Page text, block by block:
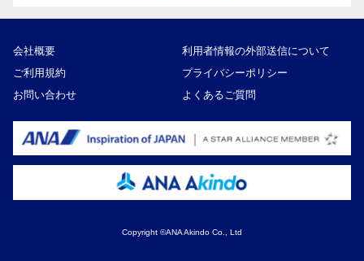
会社概要
利用者情報の外部送信について
ご利用規約
プライバシーポリシー
お問い合わせ
よくあるご質問
Copyright ©ANA Akindo Co., Ltd